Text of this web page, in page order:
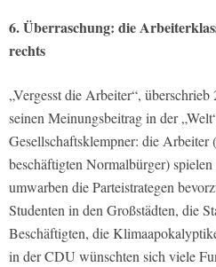
6. Überraschung: die
rechts
„Vergesst die Arbeiter“,
seinen Meinungsbeitrag in der
Gesellschaftsklempner: die Arbeiter
beschäftigten Normalbürger)
umwarben die Parteistrategen
Studenten in den Großstädten, die
Beschäftigten, die
in der CDU wünschten sich viele